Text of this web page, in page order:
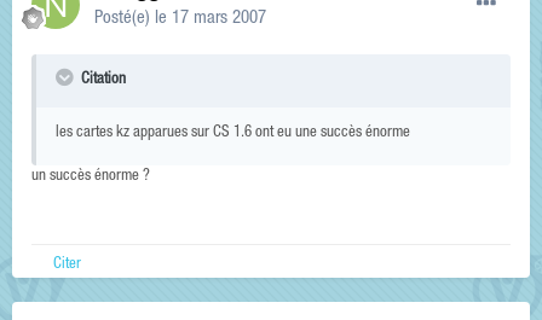
Posté(e) le 17 mars 2007
Citation
les cartes kz apparues sur CS 1.6 ont eu une succès énorme
un succès énorme ?
Citer